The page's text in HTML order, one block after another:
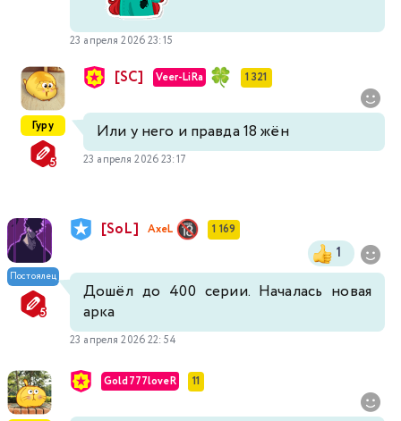
23 апреля 2026 23:15
Гуру
[SC] Veer-LiRa 1 321
Или у него и правда 18 жён
23 апреля 2026 23:17
Постоялец
[SoL] AxeL 1 169
1
Дошёл до 400 серии. Началась новая
арка
23 апреля 2026 22:54
Gold777loveR 11